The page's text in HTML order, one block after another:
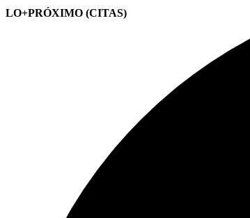
LO+PRÓXIMO (CITAS)